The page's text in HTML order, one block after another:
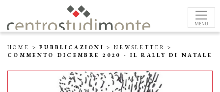
MENU
HOME >PUBBLICAZIONI >NEWSLETTER >
COMMENTO DICEMBRE 2020 - IL RALLY DI NATALE